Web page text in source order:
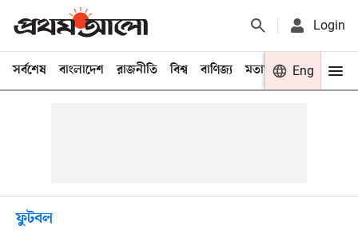
Login
সর্বশেষ বাংলাদেশ রাজনীতি বিশ্ব বাণিজ্য মতামত খেলা
Eng
ফুটবল